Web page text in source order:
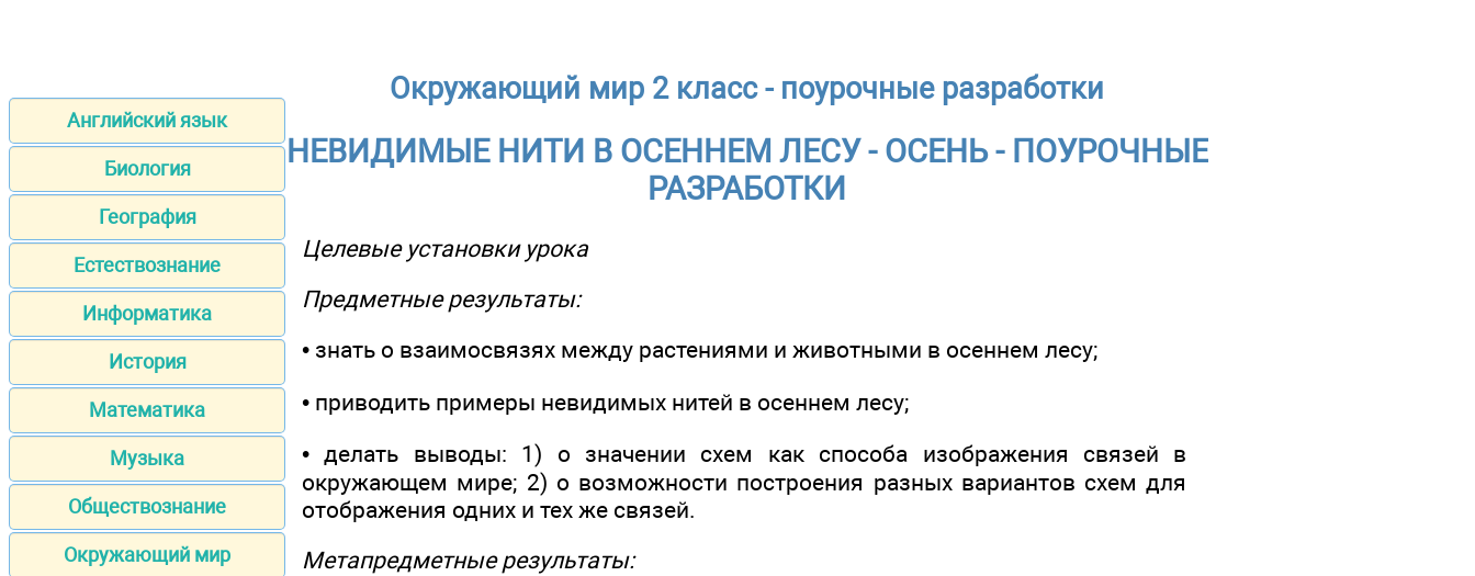
Английский язык
Биология
География
Естествознание
Информатика
История
Математика
Музыка
Обществознание
Окружающий мир
Окружающий мир 2 класс - поурочные разработки
НЕВИДИМЫЕ НИТИ В ОСЕННЕМ ЛЕСУ - ОСЕНЬ - ПОУРОЧНЫЕ
РАЗРАБОТКИ
Целевые установки урока
Предметные результаты:
• знать о взаимосвязях между растениями и животными в осеннем лесу;
• приводить примеры невидимых нитей в осеннем лесу;
• делать выводы: 1) о значении схем как способа изображения связей в
окружающем мире; 2) о возможности построения разных вариантов схем для
отображения одних и тех же связей.
Метапредметные результаты: